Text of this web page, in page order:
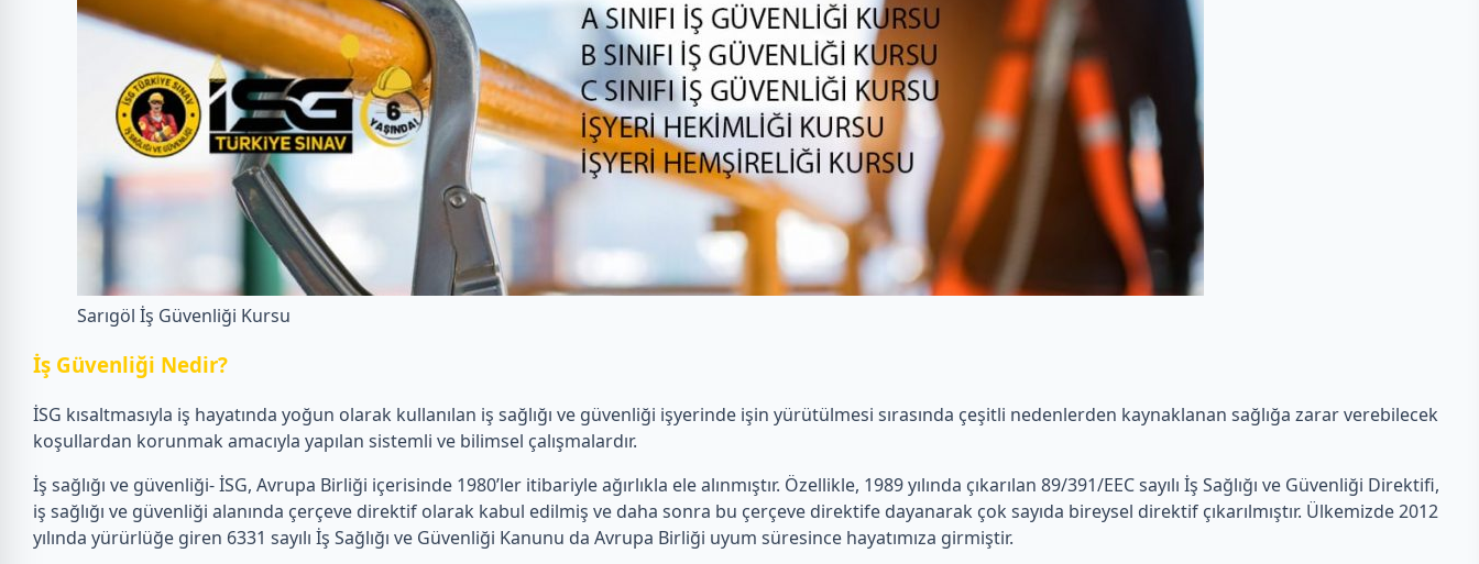
Sarıgöl İş Güvenliği Kursu
İş Güvenliği Nedir?
İSG kısaltmasıyla iş hayatında yoğun olarak kullanılan iş sağlığı ve güvenliği işyerinde işin yürütülmesi sırasında çeşitli nedenlerden kaynaklanan sağlığa zarar verebilecek
koşullardan korunmak amacıyla yapılan sistemli ve bilimsel çalışmalardır.
İş sağlığı ve güvenliği- İSG, Avrupa Birliği içerisinde 1980’ler itibariyle ağırlıkla ele alınmıştır. Özellikle, 1989 yılında çıkarılan 89/391/EEC sayılı İş Sağlığı ve Güvenliği Direktifi,
iş sağlığı ve güvenliği alanında çerçeve direktif olarak kabul edilmiş ve daha sonra bu çerçeve direktife dayanarak çok sayıda bireysel direktif çıkarılmıştır. Ülkemizde 2012
yılında yürürlüğe giren 6331 sayılı İş Sağlığı ve Güvenliği Kanunu da Avrupa Birliği uyum süresince hayatımıza girmiştir.